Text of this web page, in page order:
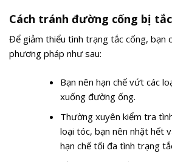
Cách tránh đường cống bị tắc
Để giảm thiểu tình trạng tắc cống, bạn
phương pháp như sau:
Bạn nên hạn chế vứt các
xuống đường ống.
Thường xuyên kiểm tra
loại tóc, bạn nên nhặt hết
hạn chế tối đa tình trạng